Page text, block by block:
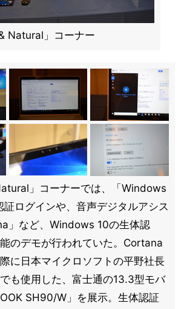
Natural」コーナー
」コーナーでは、「Windows
ログインや、音声デジタルアシス
」など、Windows 10の生体認
のデモが行われていた。Cortana
に日本マイクロソフトの平野社長
も使用した、富士通の13.3型モバ
SH90/W」を展示。生体認証